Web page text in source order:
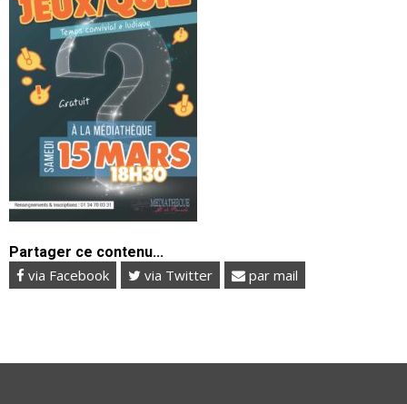
Partager ce contenu...
via Facebook via Twitter par mail